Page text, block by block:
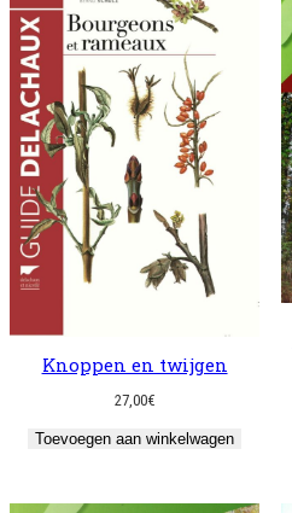
Knoppen en twijgen
27,00€
Toevoegen aan winkelwagen